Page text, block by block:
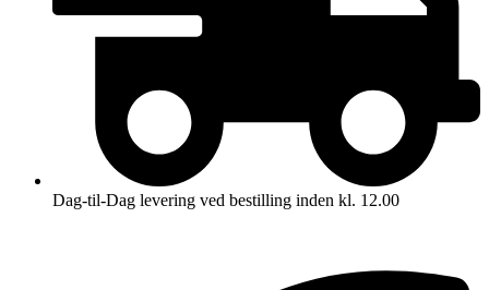
Dag-til-Dag levering ved bestilling inden kl. 12.00